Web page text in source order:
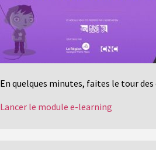
En quelques minutes, faites le tour
Lancer le module e-learning